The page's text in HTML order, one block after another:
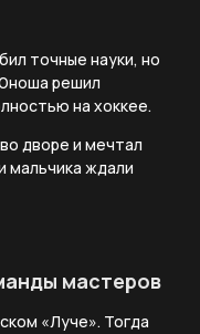
точные науки, но
решил
на хоккее.
дворе и мечтал
мальчика ждали
мастеров
«Луче». Тогда